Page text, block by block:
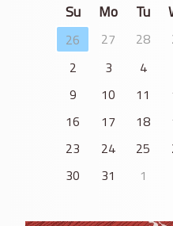
Su
Mo Tu
26 27 28
2
3 4
9
10 11
16
17 18
23
24 25
30
31 1